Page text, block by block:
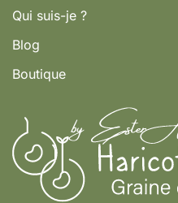
Qui suis-je ?
Blog
Boutique